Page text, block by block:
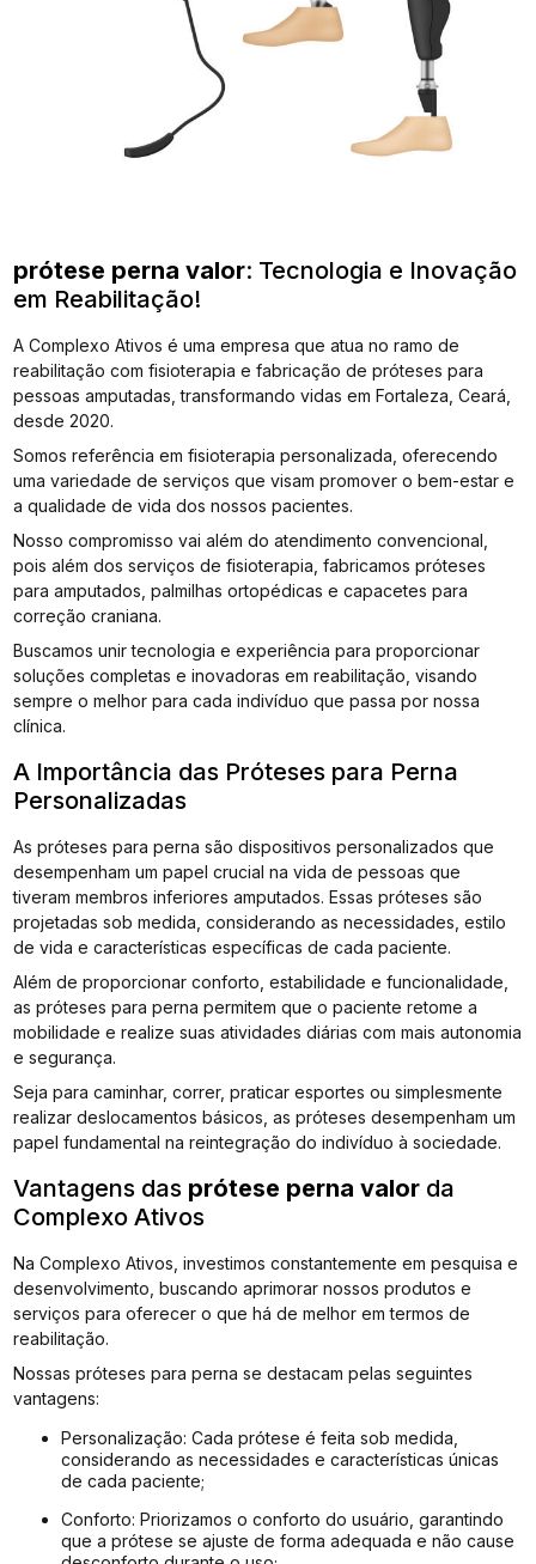
prótese perna valor: Tecnologia e Inovação
em Reabilitação!
A Complexo Ativos é uma empresa que atua no ramo de
reabilitação com fisioterapia e fabricação de próteses para
pessoas amputadas, transformando vidas em Fortaleza, Ceará,
desde 2020.
Somos referência em fisioterapia personalizada, oferecendo
uma variedade de serviços que visam promover o bem-estar e
a qualidade de vida dos nossos pacientes.
Nosso compromisso vai além do atendimento convencional,
pois além dos serviços de fisioterapia, fabricamos próteses
para amputados, palmilhas ortopédicas e capacetes para
correção craniana.
Buscamos unir tecnologia e experiência para proporcionar
soluções completas e inovadoras em reabilitação, visando
sempre o melhor para cada indivíduo que passa por nossa
clínica.
A Importância das Próteses para Perna
Personalizadas
As próteses para perna são dispositivos personalizados que
desempenham um papel crucial na vida de pessoas que
tiveram membros inferiores amputados. Essas próteses são
projetadas sob medida, considerando as necessidades, estilo
de vida e características específicas de cada paciente.
Além de proporcionar conforto, estabilidade e funcionalidade,
as próteses para perna permitem que o paciente retome a
mobilidade e realize suas atividades diárias com mais autonomia
e segurança.
Seja para caminhar, correr, praticar esportes ou simplesmente
realizar deslocamentos básicos, as próteses desempenham um
papel fundamental na reintegração do indivíduo à sociedade.
Vantagens das prótese perna valor da
Complexo Ativos
Na Complexo Ativos, investimos constantemente em pesquisa e
desenvolvimento, buscando aprimorar nossos produtos e
serviços para oferecer o que há de melhor em termos de
reabilitação.
Nossas próteses para perna se destacam pelas seguintes
vantagens:
Personalização: Cada prótese é feita sob medida,
considerando as necessidades e características únicas
de cada paciente;
Conforto: Priorizamos o conforto do usuário, garantindo
que a prótese se ajuste de forma adequada e não cause